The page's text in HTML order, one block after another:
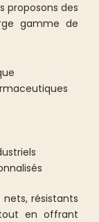
proposons des
gamme de
résistants
en offrant